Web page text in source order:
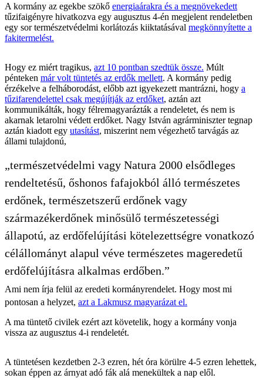
A kormány az egekbe szökő energiaárakra és a megnövekedett
tűzifaigényre hivatkozva egy augusztus 4-én megjelent rendeletben
egy sor természetvédelmi korlátozás kiiktatásával megkönnyítette a
fakitermelést.
Hogy ez miért tragikus, azt 10 pontban szedtük össze. Múlt
pénteken már volt tüntetés az erdők mellett. A kormány pedig
érzékelve a felháborodást, előbb azt igyekezett mantrázni, hogy a
tűzifarendelettel csak megújítják az erdőket, aztán azt
kommunikálták, hogy félremagyarázták a rendeletet, és nem is
akarnak letarolni védett erdőket. Nagy István agrárminiszter tegnap
aztán kiadott egy utasítást, miszerint nem végezhető tarvágás az
állami tulajdonú,
„természetvédelmi vagy Natura 2000 elsődleges
rendeltetésű, őshonos fafajokból álló természetes
erdőnek, természetszerű erdőnek vagy
származékerdőnek minősülő természetességi
állapotú, az erdőfelújítási kötelezettségre vonatkozó
célállományt alapul véve természetes mageredetű
erdőfelújításra alkalmas erdőben.”
Ami nem írja felül az eredeti kormányrendelet. Hogy most mi
pontosan a helyzet, azt a Lakmusz magyarázat el.
A ma tüntető civilek ezért azt követelik, hogy a kormány vonja
vissza az augusztus 4-i rendeletét.
A tüntetésen kezdetben 2-3 ezren, hét óra körülre 4-5 ezren lehettek,
sokan éppen az árnyat adó fák alá menekültek a nap elől.